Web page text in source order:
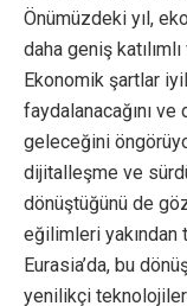
Önümüzdeki yıl,
daha geniş
Ekonomik şartlar
faydalanacağını
geleceğini
dijitalleşme ve
dönüştüğünü de
eğilimleri yakından
Eurasia’da, bu
yenilikçi